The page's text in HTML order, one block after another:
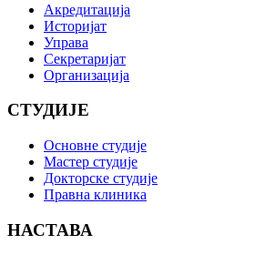
Акредитација
Историјат
Управа
Секретаријат
Организација
СТУДИЈЕ
Основне студије
Мастер студије
Докторске студије
Правна клиника
НАСТАВА